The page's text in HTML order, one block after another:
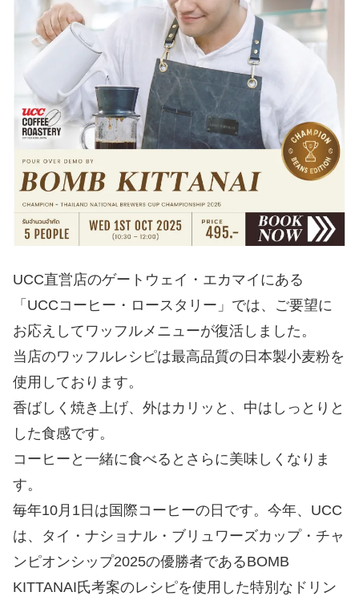
UCC直営店のゲートウェイ・エカマイにある
「UCCコーヒー・ロースタリー」では、ご要望に
お応えしてワッフルメニューが復活しました。
当店のワッフルレシピは最高品質の日本製小麦粉を
使用しております。
香ばしく焼き上げ、外はカリッと、中はしっとりと
した食感です。
コーヒーと一緒に食べるとさらに美味しくなりま
す。
毎年10月1日は国際コーヒーの日です。今年、UCC
は、タイ・ナショナル・ブリュワーズカップ・チャ
ンピオンシップ2025の優勝者であるBOMB
KITTANAI氏考案のレシピを使用した特別なドリン